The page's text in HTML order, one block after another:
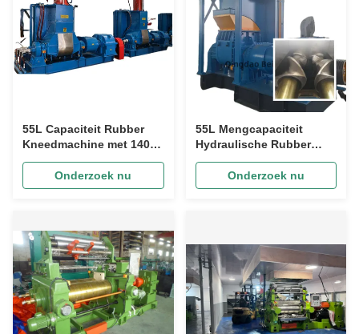
55L Capaciteit Rubber
Kneedmachine met 140°
Kantelhoek en
Waterkoeling voor
Automatische
Onderzoek nu
55L Mengcapaciteit
Hydraulische Rubber
Kneedmachine met PLC
Besturing voor Efficiënte
Rubberverwerking
Onderzoek nu